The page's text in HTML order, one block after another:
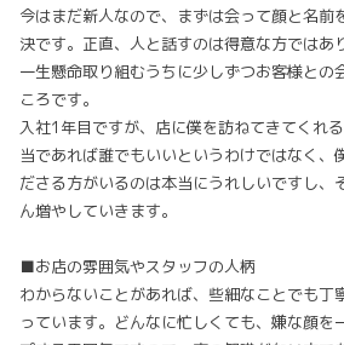
今はまだ新人なので、まずは会って顔と名前
決です。正直、人と話すのは得意な方ではあ
一生懸命取り組むうちに少しずつお客様との
ころです。
入社1年目ですが、店に僕を訪ねてきてくれ
当であれば誰でもいいというわけではなく、
ださる方がいるのは本当にうれしいですし、
ん増やしていきます。
■お店の雰囲気やスタッフの人柄
わからないことがあれば、些細なことでも丁
っています。どんなに忙しくても、嫌な顔を